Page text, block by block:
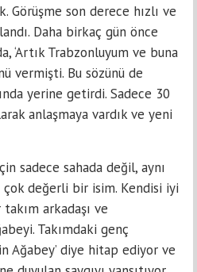
Görüşme son derece hızlı ve
Daha birkaç gün önce
‘Artık Trabzonluyum ve buna
vermişti. Bu sözünü de
yerine getirdi. Sadece 30
anlaşmaya vardık ve yeni
sadece sahada değil, aynı
çok değerli bir isim. Kendisi iyi
arkadaşı ve
Takımdaki genç
Ağabey’ diye hitap ediyor ve